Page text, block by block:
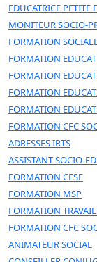
EDUCATRICE PETITE
MONITEUR SOCIO-
FORMATION
FORMATION
FORMATION
FORMATION
FORMATION
FORMATION CFC
ADRESSES IRTS
ASSISTANT SOCIO-
FORMATION CESF
FORMATION MSP
FORMATION TRAVAIL
FORMATION CFC
ANIMATEUR SOCIAL